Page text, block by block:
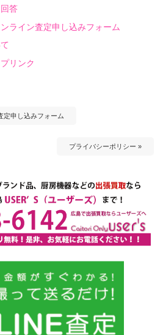
答
ライン査定申し込みフォーム
リンク
定申し込みフォーム
プライバシーポリシー »